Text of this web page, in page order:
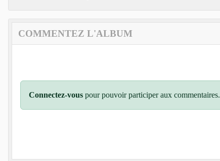
COMMENTEZ L'ALBUM
Connectez-vous pour pouvoir participer aux commentaires.